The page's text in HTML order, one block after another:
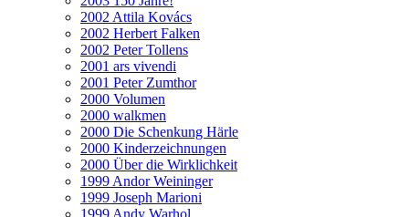
2002 Attila Kovács
2002 Herbert Falken
2002 Peter Tollens
2001 ars vivendi
2001 Peter Zumthor
2000 Volumen
2000 walkmen
2000 Die Schenkung Härle
2000 Kinderzeichnungen
2000 Über die Wirklichkeit
1999 Andor Weininger
1999 Joseph Marioni
1999 Andy Warhol